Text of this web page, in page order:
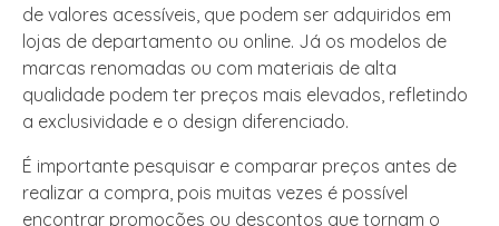
de valores acessíveis, que podem ser adquiridos em
lojas de departamento ou online. Já os modelos de
marcas renomadas ou com materiais de alta
qualidade podem ter preços mais elevados, refletindo
a exclusividade e o design diferenciado.
É importante pesquisar e comparar preços antes de
realizar a compra, pois muitas vezes é possível
encontrar promoções ou descontos que tornam o